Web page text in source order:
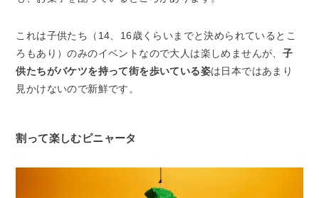
これは子供たち（14、16歳くらいまでと決められているとこ
ろもあり）のみのイベントなので大人は楽しめませんが、 子
供たちがバケツを持って街を歩いている姿は日本ではあまり
見かけないので新鮮です。
割って楽しむピニャータ